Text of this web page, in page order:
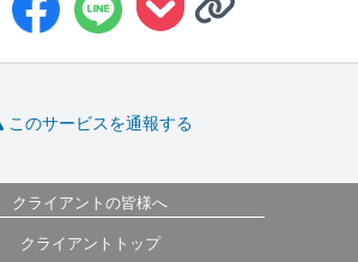
このサービスを通報する
クライアントの皆様へ
クライアントトップ